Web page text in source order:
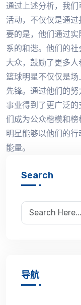
通过上述分析，我
活动，不仅仅是通
要的是，他们通过
系的和谐。他们的
大众，鼓励了更多人
篮球明星不仅仅是
先锋。通过他们的
事业得到了更广泛
们成为公众楷模和
明星能够以他们的
能量。
Search
导航